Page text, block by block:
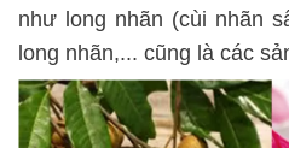
như long nhãn (cùi nhãn
long nhãn,... cũng là các